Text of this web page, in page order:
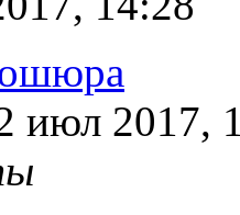
июл 2017,